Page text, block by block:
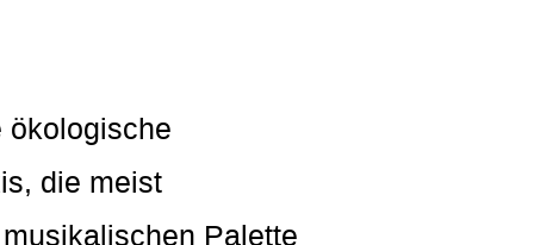
ökologische
die meist
Palette